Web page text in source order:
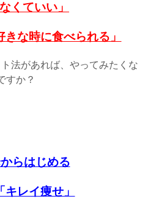
くていい」
きな時に食べられる」
法があれば、やってみたくな
すか？
らはじめる
レイ痩せ」